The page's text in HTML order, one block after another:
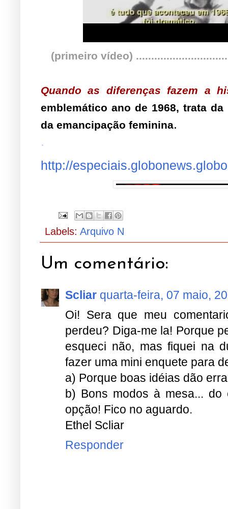
(primeiro vídeo)
Quando as diferenças fazem a
emblemático ano de 1968, trata
da emancipação feminina.
.
http://
Labels: Arquivo N
Um comentário:
Scliar quarta-feira, 07 maio,
Oi! Sera que meu
perdeu? Diga-me la! Porque
esqueci não, mas fiquei na
fazer uma mini enquete para
a) Porque boas idéias dão
b) Bons modos à mesa...
opção! Fico no aguardo.
Ethel Scliar
Responder